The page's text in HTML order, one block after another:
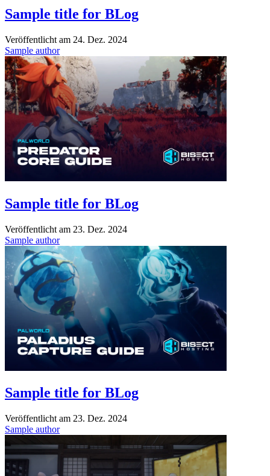
Sample title for BLog
Veröffentlicht am 24. Dez. 2024
Sample author
Sample title for BLog
Veröffentlicht am 23. Dez. 2024
Sample author
Sample title for BLog
Veröffentlicht am 23. Dez. 2024
Sample author